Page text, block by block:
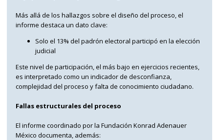
Más allá de los hallazgos sobre el diseño del proceso, el
informe destaca un dato clave:
Solo el 13% del padrón electoral participó en la elección
judicial
Este nivel de participación, el más bajo en ejercicios recientes,
es interpretado como un indicador de desconfianza,
complejidad del proceso y falta de conocimiento ciudadano.
Fallas estructurales del proceso
El informe coordinado por la Fundación Konrad Adenauer
México documenta, además: